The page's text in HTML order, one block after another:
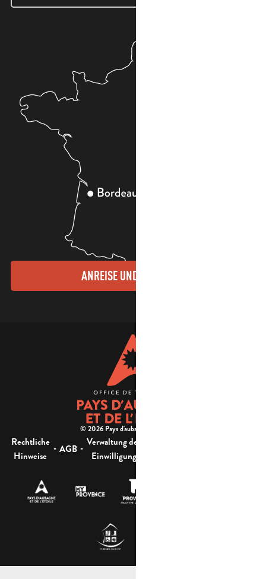
ANREISE UND KONTAKTE
© 2026 Pays d'aubagne et de l'étoile -
Rechtliche
Hinweise
- AGB - Verwaltung der
Einwilligung